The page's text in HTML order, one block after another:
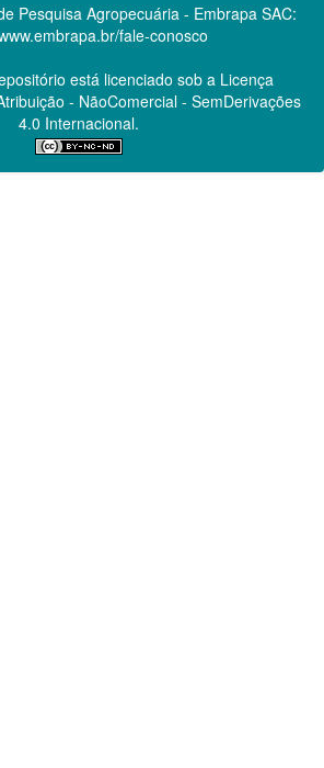
Pesquisa Agropecuária - Embrapa SAC:
fale-conosco
está licenciado sob a Licença
- NãoComercial - SemDerivações
4.0 Internacional.